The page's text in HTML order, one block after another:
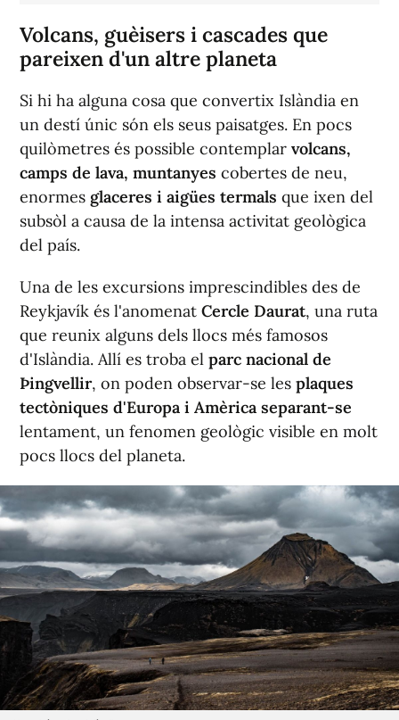
Volcans, guèisers i cascades que
pareixen d'un altre planeta
Si hi ha alguna cosa que convertix Islàndia en
un destí únic són els seus paisatges. En pocs
quilòmetres és possible contemplar volcans,
camps de lava, muntanyes cobertes de neu,
enormes glaceres i aigües termals que ixen del
subsòl a causa de la intensa activitat geològica
del país.
Una de les excursions imprescindibles des de
Reykjavík és l'anomenat Cercle Daurat, una ruta
que reunix alguns dels llocs més famosos
d'Islàndia. Allí es troba el parc nacional de
Þingvellir, on poden observar-se les plaques
tectòniques d'Europa i Amèrica separant-se
lentament, un fenomen geològic visible en molt
pocs llocs del planeta.